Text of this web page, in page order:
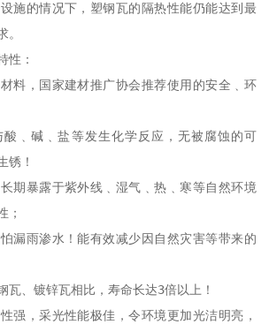
施的情况下，塑钢瓦的隔热性能仍能达到最
。
性：
料，国家建材推广协会推荐使用的安全﹑环
﹑碱﹑盐等发生化学反应，无被腐蚀的可
锈！
期暴露于紫外线﹑湿气﹑热﹑寒等自然环境
；
漏雨渗水！能有效减少因自然灾害等带来的
瓦、镀锌瓦相比，寿命长达3倍以上！
强，采光性能极佳，令环境更加光洁明亮，